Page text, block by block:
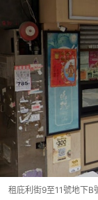
租庇利街9至11號地下B